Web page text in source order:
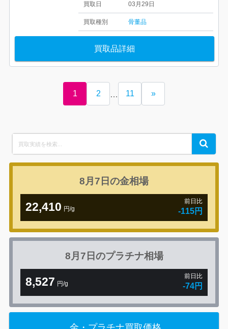
買取日 03月29日
買取種別 骨董品
買取品詳細
1 2 … 11 »
for:
Search
8月7日の金相場
22,410 円/g
前日比
-115円
8月7日のプラチナ相場
8,527 円/g
前日比
-74円